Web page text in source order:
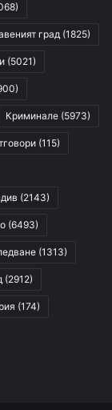
град (1825)
(5021)
Криминале (5973)
(115)
(2143)
(6493)
(1313)
(2912)
(174)